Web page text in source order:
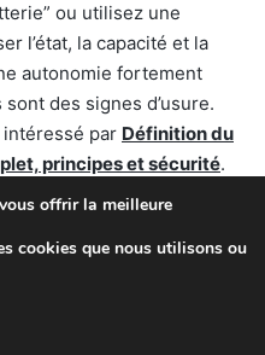
ou utilisez une
l’état, la capacité et la
autonomie fortement
des signes d’usure.
par Définition du
principes et sécurité.
vous pour surveiller la
ou GSam Battery
détaillée de la
de la batterie sur
offrir la meilleure
cookies que nous utilisons ou